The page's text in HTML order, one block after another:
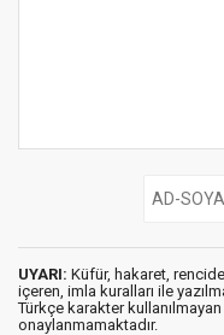
UYARI: Küfür, hakaret,
içeren, imla kuralları ile
Türkçe karakter
onaylanmamaktadır.